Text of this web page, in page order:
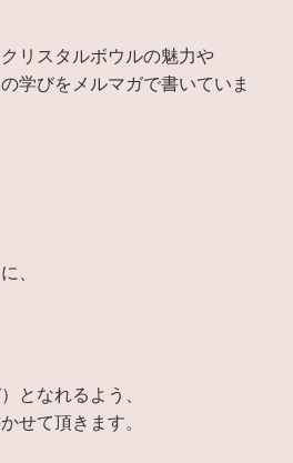
リスタルボウルの魅力や
学びをメルマガで書いていま
、
となれるよう、
せて頂きます。